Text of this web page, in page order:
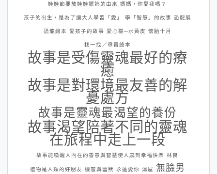
娃娃節要放娃娃擺飾的由來 媽媽，你愛我嗎？
孩子的出生，是為了讓大人學習「愛」 學「智慧」的故事 恐龍展
恐龍繪本 愛孩子的故事 愛心樹─水黃皮 懷胎十月
找一找／尋寶繪本
故事是受傷靈魂最好的療
癒
故事是對環境最友善的解
憂處方
故事是靈魂最渴望的養份
故事渴望陪著不同的靈魂
在旅程中走上一段
故事能喚醒人內在的善意與智慧使人感到幸福快樂 林良
植物是人類的好朋友 機智與幽默 永遠愛你 湯屋 無臉男